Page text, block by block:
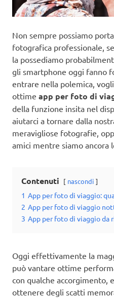
Non sempre possiamo
fotografica professionale,
la possediamo
gli smartphone oggi fanno
entrare nella polemica,
ottime app per foto di
della funzione insita nel
aiutarci a tornare dalla
meravigliose fotografie,
amici mentre siamo ancora
Contenuti nascondi
1 App per foto di viaggio:
2 App per foto di viaggio
3 App per foto di viaggio da
Oggi effettivamente la
può vantare ottime
con qualche accorgimento,
ottenere degli scatti